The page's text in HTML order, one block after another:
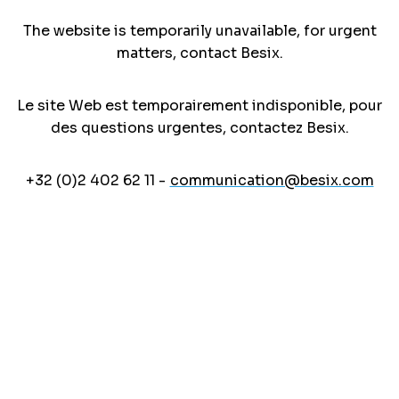
The website is temporarily unavailable, for urgent
matters, contact Besix.
Le site Web est temporairement indisponible, pour
des questions urgentes, contactez Besix.
+32 (0)2 402 62 11 - communication@besix.com